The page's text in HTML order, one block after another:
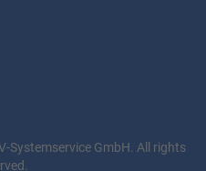
Systemservice GmbH. All rights